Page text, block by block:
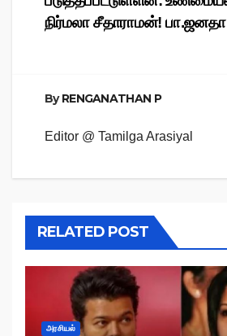
பா.ஜனதா
நிர்மலா சீதாராமன்!
ByRENGANATHAN P
Editor @ Tamilga Arasiyal
RELATED POST
அரசியல்